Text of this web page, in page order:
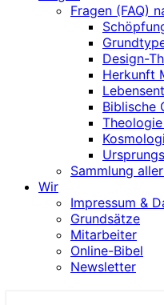
Fragen (FAQ)
Design-
Herkunft
Biblische
Sammlung
Wir
Impressum &
Grundsätze
Mitarbeiter
Online-Bibel
Newsletter